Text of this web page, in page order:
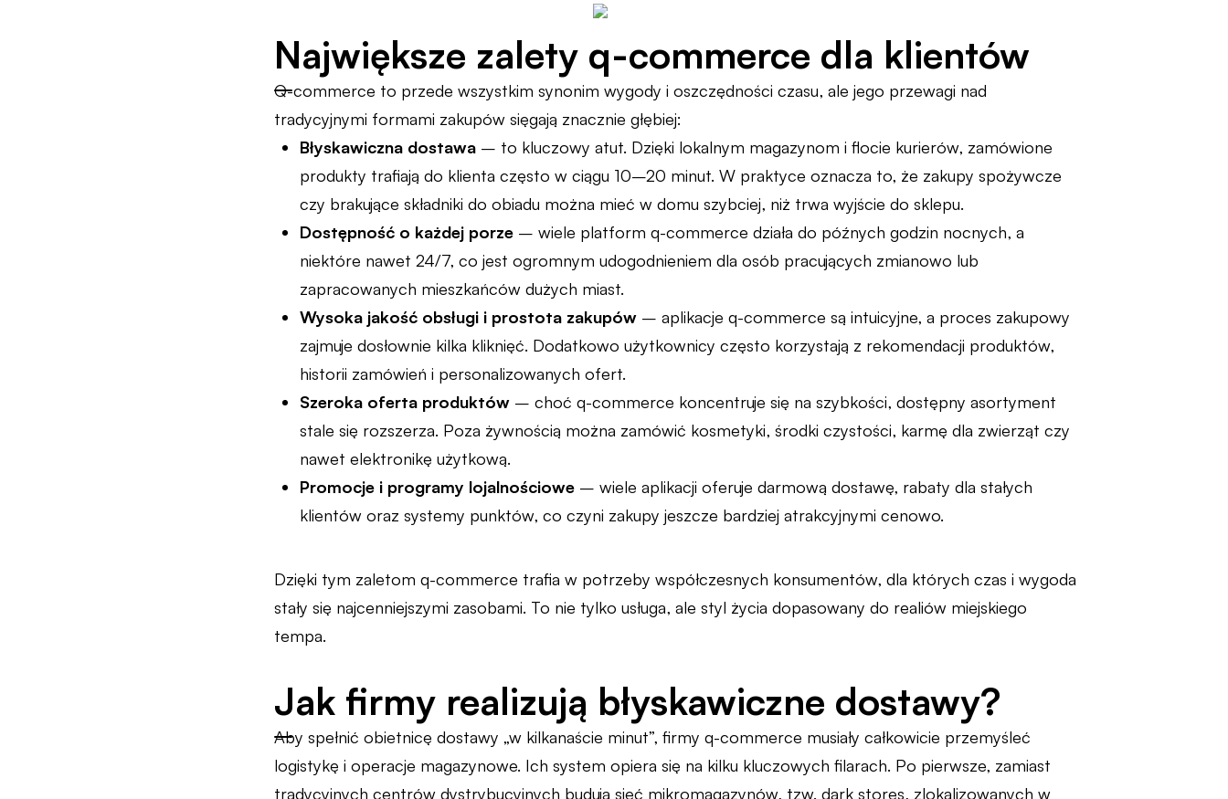
Największe zalety q-commerce dla klientów
Q-commerce to przede wszystkim synonim wygody i oszczędności czasu, ale jego przewagi nad
tradycyjnymi formami zakupów sięgają znacznie głębiej:
Błyskawiczna dostawa – to kluczowy atut. Dzięki lokalnym magazynom i flocie kurierów, zamówione
produkty trafiają do klienta często w ciągu 10–20 minut. W praktyce oznacza to, że zakupy spożywcze
czy brakujące składniki do obiadu można mieć w domu szybciej, niż trwa wyjście do sklepu.
Dostępność o każdej porze – wiele platform q-commerce działa do późnych godzin nocnych, a
niektóre nawet 24/7, co jest ogromnym udogodnieniem dla osób pracujących zmianowo lub
zapracowanych mieszkańców dużych miast.
Wysoka jakość obsługi i prostota zakupów – aplikacje q-commerce są intuicyjne, a proces zakupowy
zajmuje dosłownie kilka kliknięć. Dodatkowo użytkownicy często korzystają z rekomendacji produktów,
historii zamówień i personalizowanych ofert.
Szeroka oferta produktów – choć q-commerce koncentruje się na szybkości, dostępny asortyment
stale się rozszerza. Poza żywnością można zamówić kosmetyki, środki czystości, karmę dla zwierząt czy
nawet elektronikę użytkową.
Promocje i programy lojalnościowe – wiele aplikacji oferuje darmową dostawę, rabaty dla stałych
klientów oraz systemy punktów, co czyni zakupy jeszcze bardziej atrakcyjnymi cenowo.
Dzięki tym zaletom q-commerce trafia w potrzeby współczesnych konsumentów, dla których czas i wygoda
stały się najcenniejszymi zasobami. To nie tylko usługa, ale styl życia dopasowany do realiów miejskiego
tempa.
Jak firmy realizują błyskawiczne dostawy?
Aby spełnić obietnicę dostawy „w kilkanaście minut”, firmy q-commerce musiały całkowicie przemyśleć
logistykę i operacje magazynowe. Ich system opiera się na kilku kluczowych filarach. Po pierwsze, zamiast
tradycyjnych centrów dystrybucyjnych budują sieć mikromagazynów, tzw. dark stores, zlokalizowanych w